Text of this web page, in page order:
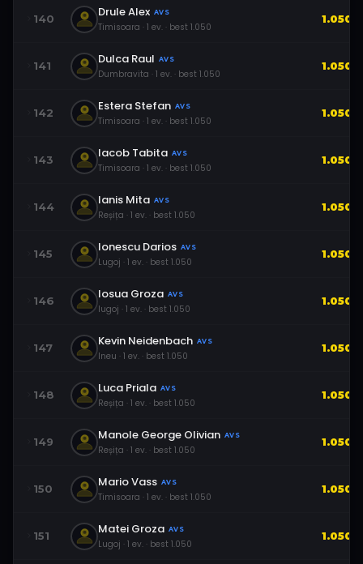
140 Drule Alex AVS
Timisoara · 1 ev. · best 1.050
1.050
141 Dulca Raul AVS
Dumbravita · 1 ev. · best 1.050
1.050
142 Estera Stefan AVS
Timisoara · 1 ev. · best 1.050
1.050
143 Iacob Tabita AVS
Timisoara · 1 ev. · best 1.050
1.050
144 Ianis Mita AVS
Reșița · 1 ev. · best 1.050
1.050
145 Ionescu Darios AVS
Lugoj · 1 ev. · best 1.050
1.050
146 Iosua Groza AVS
lugoj · 1 ev. · best 1.050
1.050
147 Kevin Neidenbach AVS
Ineu · 1 ev. · best 1.050
1.050
148 Luca Priala AVS
Reșița · 1 ev. · best 1.050
1.050
149 Manole George Olivian AVS
Reșița · 1 ev. · best 1.050
1.050
150 Mario Vass AVS
Timisoara · 1 ev. · best 1.050
1.050
151 Matei Groza AVS
Lugoj · 1 ev. · best 1.050
1.050